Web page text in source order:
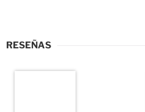
RESEÑAS